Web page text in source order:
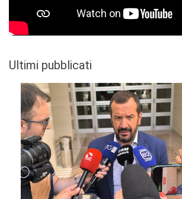
Ultimi pubblicati